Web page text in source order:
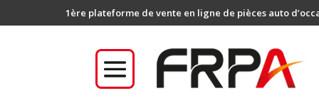
1ère plateforme de vente en ligne de pièces auto